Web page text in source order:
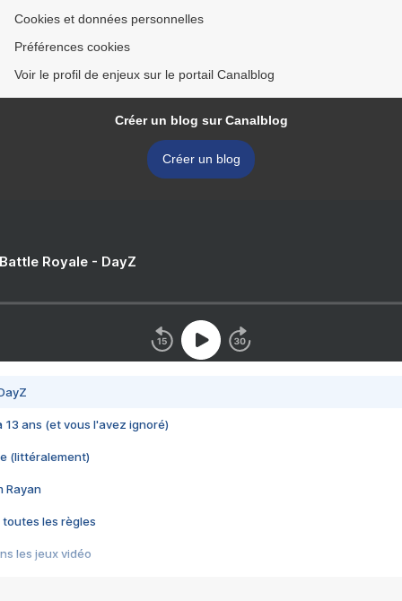
Cookies et données personnelles
Préférences cookies
Voir le profil de enjeux sur le portail Canalblog
Créer un blog sur Canalblog
Créer un blog
Royale - DayZ
13 ans (et vous l'avez ignoré)
(littéralement)
Rayan
toutes les règles
les jeux vidéo